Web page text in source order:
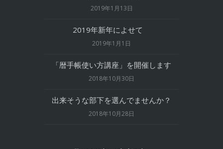
2019年1月13日
2019年新年によせて
2019年1月1日
「暦手帳使い方講座」を開催します
2018年10月30日
出来そうな部下を選んでませんか？
2018年10月28日